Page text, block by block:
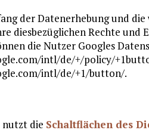
der Datenerhebung und
diesbezüglichen Rechte
die Nutzer Googles
intl/de/+/policy/
intl/de/+1/button/.
nutzt die Schaltflächen des